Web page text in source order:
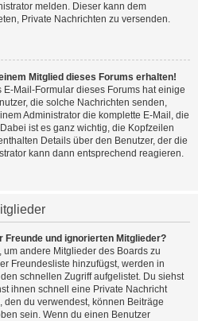
melden. Dieser kann dem
Private Nachrichten zu versenden.
Mitglied dieses Forums erhalten!
E-Mail-Formular dieses Forums hat einige
die solche Nachrichten senden,
Administrator die komplette E-Mail, die
ist es ganz wichtig, die Kopfzeilen
Details über den Benutzer, der die
kann dann entsprechend reagieren.
Freunde und ignorierten Mitglieder?
andere Mitglieder des Boards zu
Freundesliste hinzufügst, werden in
schnellen Zugriff aufgelistet. Du siehst
ihnen schnell eine Private Nachricht
den du verwendest, können Beiträge
sein. Wenn du einen Benutzer